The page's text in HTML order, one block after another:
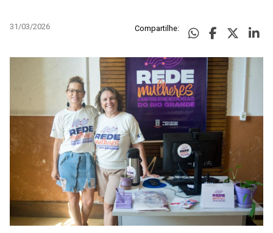
31/03/2026 Compartilhe: